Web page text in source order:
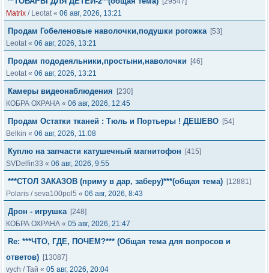
Matrix / Leotat« 06 авг, 2026, 13:21
Продам Гобеленовые наволочки,подушки рогожка [53]
Leotat« 06 авг, 2026, 13:21
Продам пододеяльники,простыни,наволочки
[46]
Leotat« 06 авг, 2026, 13:21
Камеры видеонаблюдения
[230]
КОБРА ОХРАНА « 06 авг, 2026, 12:45
Продам Остатки тканей : Тюль и Портьеры ! ДЕШЕВО [54]
Belkin « 06 авг, 2026, 11:08
Куплю на запчасти катушечный магнитофон
[415]
SVDelfin33 « 06 авг, 2026, 9:55
***СТОЛ ЗАКАЗОВ (приму в дар, заберу)***(общая тема) [12881]
Polaris /seva100pol5 « 06 авг, 2026, 8:43
Дрон - игрушка [248]
КОБРА ОХРАНА « 05 авг, 2026, 21:47
Re: ***ЧТО, ГДЕ, ПОЧЕМ?*** (Общая тема для вопросов и
ответов) [13087]
vych /Тай « 05 авг, 2026, 20:04